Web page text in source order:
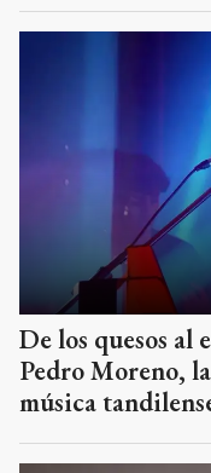
De los quesos al
Pedro Moreno,
música